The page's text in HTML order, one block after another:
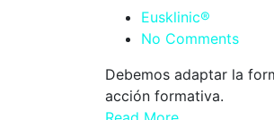
Eusklinic®
No Comments
Debemos adaptar la
acción formativa.